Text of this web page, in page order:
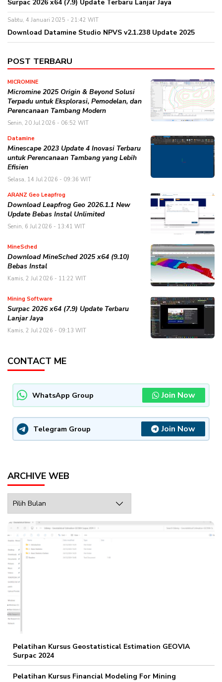
Surpac 2026 x64 (7.9) Update Terbaru Lanjar Jaya
Sabtu, 4 Januari 2025 - 21:42 WIT
Download Datamine Studio NPVS v2.1.238 Update 2025
POST TERBARU
MICROMINE
Micromine 2025 Origin & Beyond Solusi
Terpadu untuk Eksplorasi, Pemodelan, dan
Perencanaan Tambang Modern
Senin, 20 Jul 2026 - 06:52 WIT
Datamine
Minescape 2023 Update 4 Inovasi Terbaru
untuk Perencanaan Tambang yang Lebih
Efisien
Selasa, 14 Jul 2026 - 09:36 WIT
ARANZ Geo Leapfrog
Download Leapfrog Geo 2026.1.1 New
Update Bebas Instal Unlimited
Senin, 6 Jul 2026 - 13:41 WIT
MineSched
Download MineSched 2025 x64 (9.10)
Bebas Instal
Kamis, 2 Jul 2026 - 11:22 WIT
Mining Software
Surpac 2026 x64 (7.9) Update Terbaru
Lanjar Jaya
Kamis, 2 Jul 2026 - 09:13 WIT
CONTACT ME
WhatsApp Group Join Now
Telegram Group Join Now
ARCHIVE WEB
Web
Pelatihan Kursus Geostatistical Estimation GEOVIA
Surpac 2024
Pelatihan Kursus Financial Modeling For Mining